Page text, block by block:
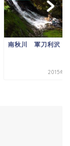
奥多摩 マイモーズ
2015年7